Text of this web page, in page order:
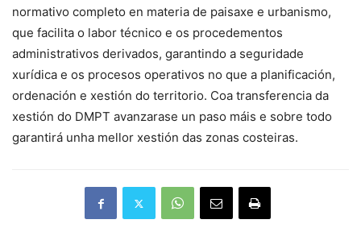
normativo completo en materia de paisaxe e urbanismo,
que facilita o labor técnico e os procedementos
administrativos derivados, garantindo a seguridade
xurídica e os procesos operativos no que a planificación,
ordenación e xestión do territorio. Coa transferencia da
xestión do DMPT avanzarase un paso máis e sobre todo
garantirá unha mellor xestión das zonas costeiras.